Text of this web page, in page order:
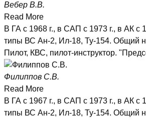
Вебер В.В.
Read More
В ГА с 1968 г., в САП с 1973 г., в АК с
типы ВС Ан-2, Ил-18, Ту-154. Общий
Пилот, КВС, пилот-инструктор.
Филиппов С.В.
Read More
В ГА с 1967 г., в САП с 1973 г., в АК с
типы ВС Ан-2, Ил-18, Ту-154. Общий